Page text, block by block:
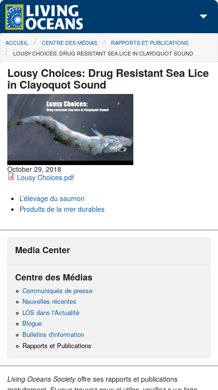
Skip to main content
À propos de nous
Centre des Médias
Les Cartes
Passez à l'action
You are here
ACCUEIL CENTRE DES MÉDIAS
RAPPORTS ET PUBLICATIONS
LOUSY CHOICES: DRUG RESISTANT SEA LICE IN CLAYOQUOT SOUND
Lousy Choices: Drug Resistant Sea Lice
in Clayoquot Sound
October 29, 2018
Lousy Choices.pdf
L’élevage du saumon
Produits de la mer durables
Media Center
Centre des Médias
Communiqués de presse
Nouvelles récentes
LOS dans l'Actualité
Blogue
Bulletins d'information
Rapports et Publications
Living Oceans Societyoffre ses rapports et publications